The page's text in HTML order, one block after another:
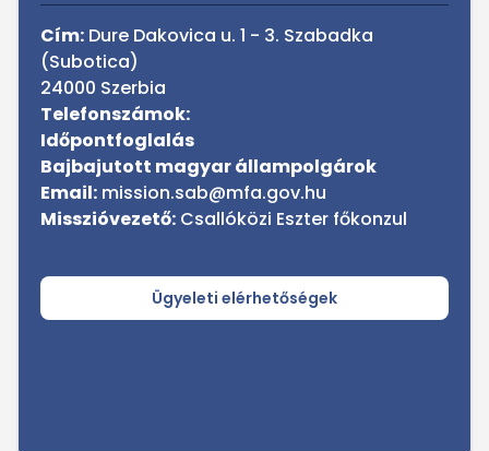
Cím: Dure Dakovica u. 1 - 3. Szabadka
(Subotica)
24000 Szerbia
Telefonszámok:
Időpontfoglalás
Bajbajutott magyar állampolgárok
Email: mission.sab@mfa.gov.hu
Misszióvezető: Csallóközi Eszter főkonzul
Ügyeleti elérhetőségek